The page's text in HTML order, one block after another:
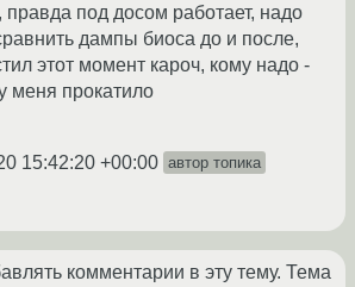
под досом работает, надо
дампы биоса до и после,
этот момент кароч, кому надо -
меня прокатило
15:42:20 +00:00 автор топика
комментарии в эту тему. Тема